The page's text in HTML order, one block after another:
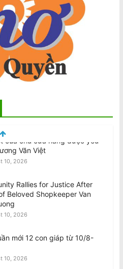
Rallies for Justice After
Beloved Shopkeeper Van
10, 2026
mới 12 con giáp từ 10/8-
mới 12 cung hoàng đạo
8